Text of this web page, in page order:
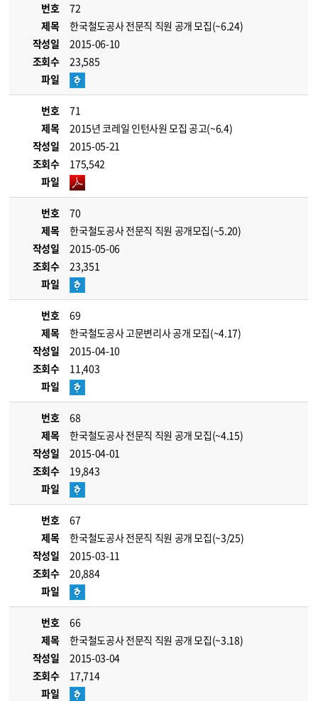
번호
72
제목
한국철도공사 전문직 직원 공개 모집(~6.24)
작성일
2015-06-10
조회수
23,585
파일
번호
71
제목
2015년 코레일 인턴사원 모집 공고(~6.4)
작성일
2015-05-21
조회수
175,542
파일
번호
70
제목
한국철도공사 전문직 직원 공개모집(~5.20)
작성일
2015-05-06
조회수
23,351
파일
번호
69
제목
한국철도공사 고문변리사 공개 모집(~4.17)
작성일
2015-04-10
조회수
11,403
파일
번호
68
제목
한국철도공사 전문직 직원 공개 모집(~4.15)
작성일
2015-04-01
조회수
19,843
파일
번호
67
제목
한국철도공사 전문직 직원 공개 모집(~3/25)
작성일
2015-03-11
조회수
20,884
파일
번호
66
제목
한국철도공사 전문직 직원 공개 모집(~3.18)
작성일
2015-03-04
조회수
17,714
파일